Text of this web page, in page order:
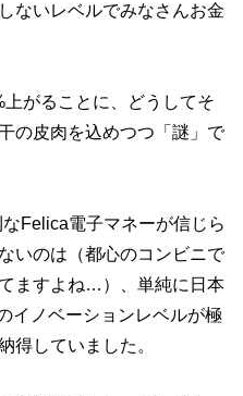
ないレベルでみなさんお金
がることに、どうしてそ
の皮肉を込めつつ「謎」で
Felica電子マネーが信じら
いのは（都心のコンビニで
ますよね…）、単純に日本
イノベーションレベルが極
得していました。